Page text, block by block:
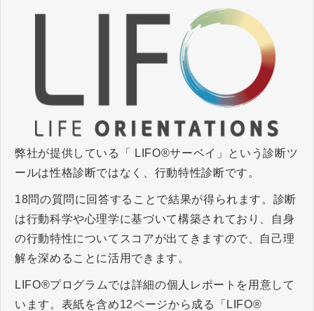
弊社が提供している「 LIFO®サーベイ」という診断ツ
ールは性格診断ではなく、行動特性診断です。
18問の質問に回答することで結果が得られます。診断
は行動科学や心理学に基づいて構築されており、自身
の行動特性についてスコアが出てきますので、自己理
解を深めることに活用できます。
LIFO®プログラムでは詳細の個人レポートを用意して
います。表紙を含め12ページから成る「LIFO®